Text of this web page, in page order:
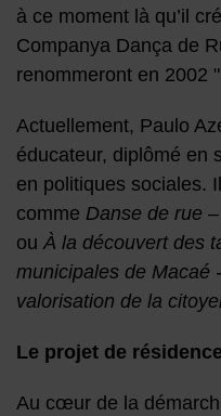
à ce moment là qu’il
Companya Dança de
renommeront en 2002
Actuellement, Paulo
éducateur, diplômé en
en politiques sociales.
comme Danse de rue
ouÀ la découvert des
municipales de Macaé
valorisation de la
Le projet de résidence
Au cœur de la